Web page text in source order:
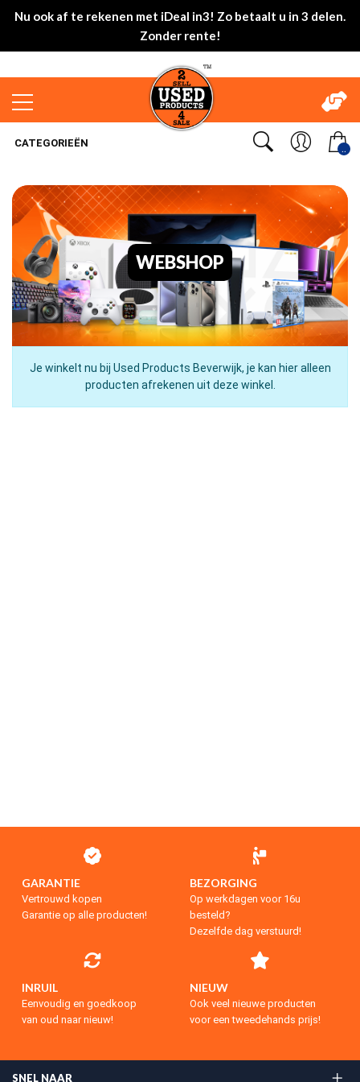
Nu ook af te rekenen met iDeal in3! Zo betaalt u in 3 delen.
Zonder rente!
..
CATEGORIEËN
WEBSHOP
Je winkelt nu bij Used Products Beverwijk, je kan hier alleen
producten afrekenen uit deze winkel.
GARANTIE
Vertrouwd kopen
Garantie op alle producten!
BEZORGING
Op werkdagen voor 16u
besteld?
Dezelfde dag verstuurd!
INRUIL
Eenvoudig en goedkoop
van oud naar nieuw!
NIEUW
Ook veel nieuwe producten
voor een tweedehands prijs!
SNEL NAAR